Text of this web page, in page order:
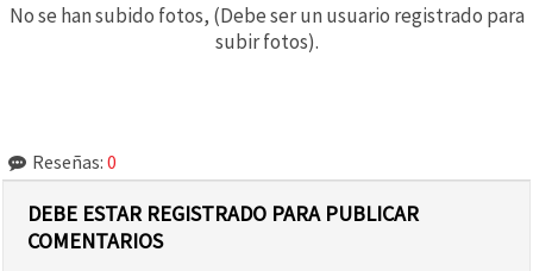
No se han subido fotos, (Debe ser un usuario registrado para
subir fotos).
Reseñas: 0
DEBE ESTAR REGISTRADO PARA PUBLICAR
COMENTARIOS